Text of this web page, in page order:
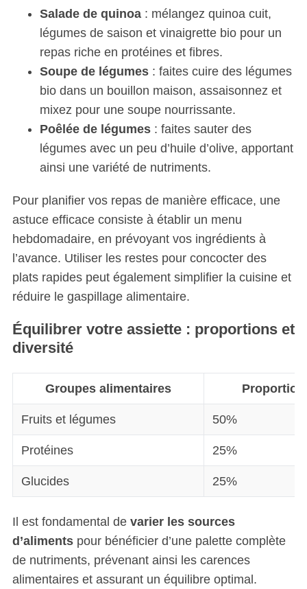
Salade de quinoa: mélangez quinoa cuit,
légumes de saison et vinaigrette bio pour un
repas riche en protéines et fibres.
Soupe de légumes: faites cuire des légumes
bio dans un bouillon maison, assaisonnez et
mixez pour une soupe nourrissante.
Poêlée de légumes: faites sauter des
légumes avec un peu d’huile d’olive, apportant
ainsi une variété de nutriments.
Pour planifier vos repas de manière efficace, une
astuce efficace consiste à établir un menu
hebdomadaire, en prévoyant vos ingrédients à
l’avance. Utiliser les restes pour concocter des
plats rapides peut également simplifier la cuisine et
réduire le gaspillage alimentaire.
Équilibrer votre assiette : proportions et
diversité
Groupes alimentaires
Fruits et légumes 50%
Protéines 25%
Glucides 25%
Il est fondamental de varier les sources
d’alimentspour bénéficier d’une palette complète
de nutriments, prévenant ainsi les carences
alimentaires et assurant un équilibre optimal.
S
e
c